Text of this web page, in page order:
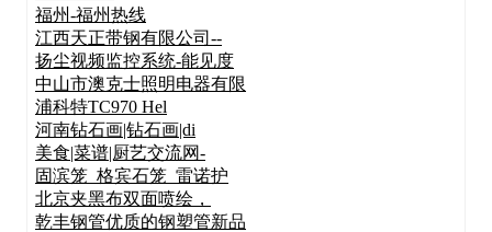
福州-福州热线
江西天正带钢有限公司--
扬尘视频监控系统-能见度
中山市澳克士照明电器有限
浦科特TC970 Hel
河南钻石画|钻石画|di
美食|菜谱|厨艺交流网-
固滨笼_格宾石笼_雷诺护
北京夹黑布双面喷绘，
乾丰钢管优质的钢塑管新品